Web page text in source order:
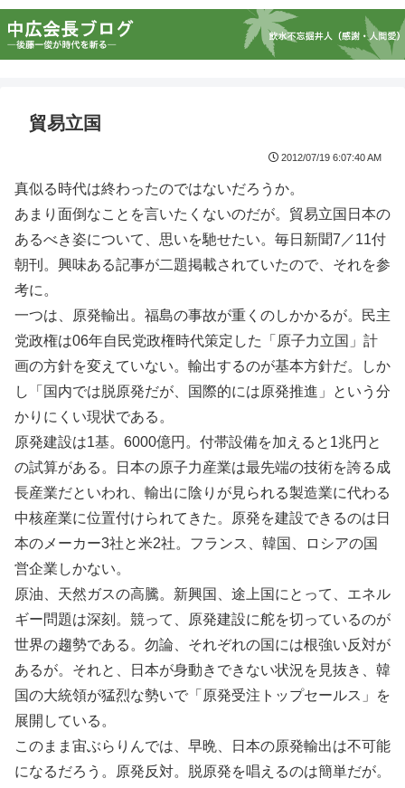
貿易立国
2012/07/19 6:07:40 AM
真似る時代は終わったのではないだろうか。
あまり面倒なことを言いたくないのだが。貿易立国日本の
あるべき姿について、思いを馳せたい。毎日新聞7／11付
朝刊。興味ある記事が二題掲載されていたので、それを参
考に。
一つは、原発輸出。福島の事故が重くのしかかるが。民主
党政権は06年自民党政権時代策定した「原子力立国」計
画の方針を変えていない。輸出するのが基本方針だ。しか
し「国内では脱原発だが、国際的には原発推進」という分
かりにくい現状である。
原発建設は1基。6000億円。付帯設備を加えると1兆円と
の試算がある。日本の原子力産業は最先端の技術を誇る成
長産業だといわれ、輸出に陰りが見られる製造業に代わる
中核産業に位置付けられてきた。原発を建設できるのは日
本のメーカー3社と米2社。フランス、韓国、ロシアの国
営企業しかない。
原油、天然ガスの高騰。新興国、途上国にとって、エネル
ギー問題は深刻。競って、原発建設に舵を切っているのが
世界の趨勢である。勿論、それぞれの国には根強い反対が
あるが。それと、日本が身動きできない状況を見抜き、韓
国の大統領が猛烈な勢いで「原発受注トップセールス」を
展開している。
このまま宙ぶらりんでは、早晩、日本の原発輸出は不可能
になるだろう。原発反対。脱原発を唱えるのは簡単だが。